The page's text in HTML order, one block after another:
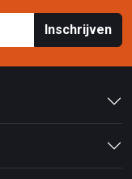
Inschrijven